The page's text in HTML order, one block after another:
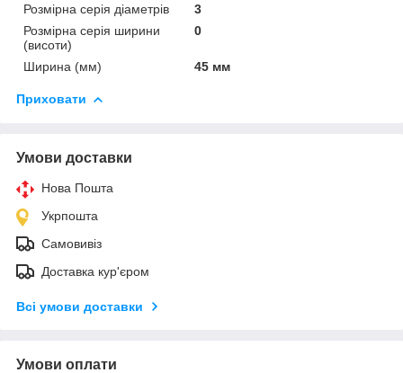
Розмірна серія діаметрів
3
Розмірна серія ширини
(висоти)
0
Ширина (мм) 45 мм
Приховати
Умови доставки
Нова Пошта
Укрпошта
Самовивіз
Доставка кур'єром
Всі умови доставки
Умови оплати